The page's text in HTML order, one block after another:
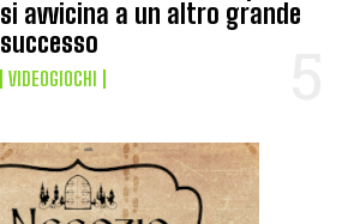
si avvicina a un altro grande
successo
VIDEOGIOCHI